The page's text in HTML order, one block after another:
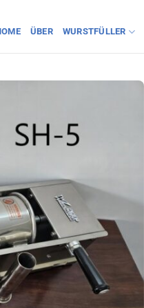
ÜBER WURSTFÜLLER